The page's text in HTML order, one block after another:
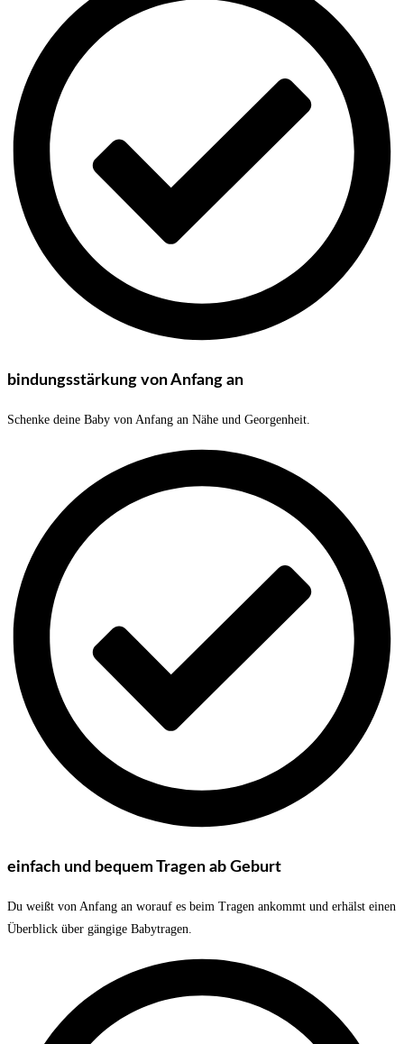
bindungsstärkung von Anfang an
Schenke deine Baby von Anfang an Nähe und Georgenheit.
einfach und bequem Tragen ab Geburt
Du weißt von Anfang an worauf es beim Tragen ankommt und erhälst einen
Überblick über gängige Babytragen.